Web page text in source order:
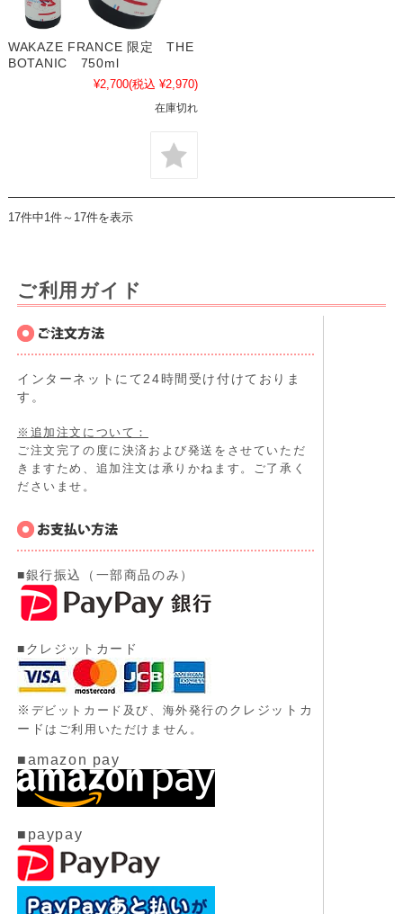
WAKAZE FRANCE 限定 THE
BOTANIC 750ml
¥2,700(税込 ¥2,970)
在庫切れ
17件中1件～17件を表示
ご利用ガイド
インターネットにて24時間受け付けておりま
す。
※追加注文について：
ご注文完了の度に決済および発送をさせていただ
きますため、追加注文は承りかねます。ご了承く
ださいませ。
■銀行振込（一部商品のみ）
■クレジットカード
※ デビットカード及び、 海外発行のクレジットカ
ード はご利用いただけません。
■amazon pay
■paypay